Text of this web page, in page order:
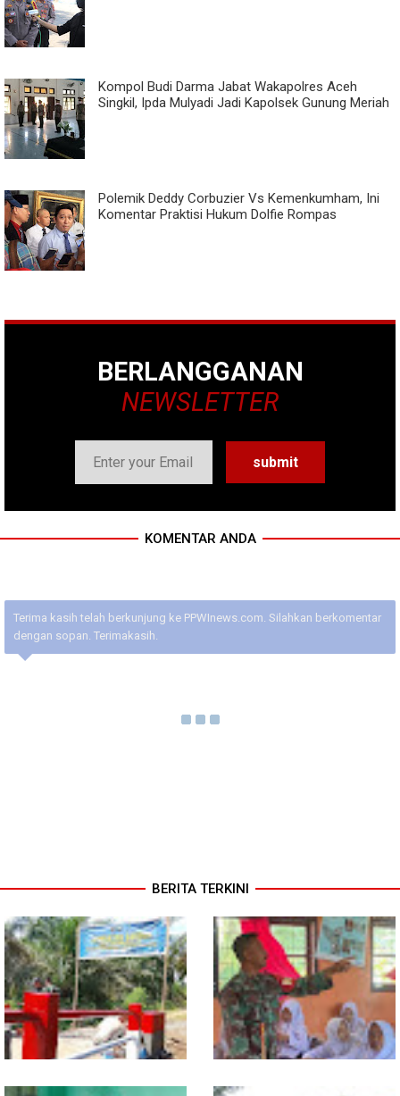
Kompol Budi Darma Jabat Wakapolres Aceh
Singkil, Ipda Mulyadi Jadi Kapolsek Gunung Meriah
Polemik Deddy Corbuzier Vs Kemenkumham, Ini
Komentar Praktisi Hukum Dolfie Rompas
BERLANGGANAN
NEWSLETTER
KOMENTAR ANDA
Terima kasih telah berkunjung ke PPWInews.com. Silahkan berkomentar
dengan sopan. Terimakasih.
BERITA TERKINI